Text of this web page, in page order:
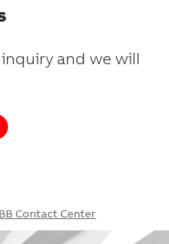
and we will
Contact Center